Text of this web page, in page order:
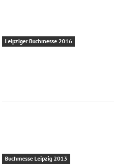
Leipziger Buchmesse 2016
Buchmesse Leipzig 2013